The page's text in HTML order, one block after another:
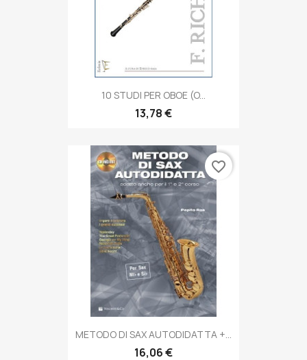
10 STUDI PER OBOE (o...
13,78 €
METODO DI SAX AUTODIDATTA +...
16,06 €
favorite_border